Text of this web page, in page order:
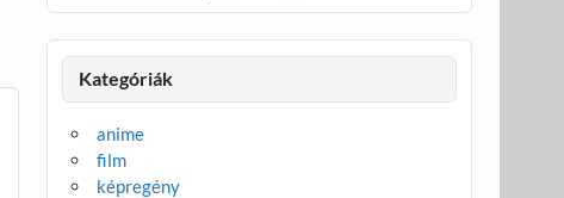
Kategóriák
anime
film
képregény